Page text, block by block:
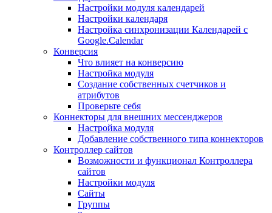
Настройки модуля календарей
Настройки календаря
Настройка синхронизации Календарей с
Google.Calendar
Конверсия
Что влияет на конверсию
Настройка модуля
Создание собственных счетчиков и
атрибутов
Проверьте себя
Коннекторы для внешних мессенджеров
Настройка модуля
Добавление собственного типа коннекторов
Контроллер сайтов
Возможности и функционал Контроллера
сайтов
Настройки модуля
Сайты
Группы